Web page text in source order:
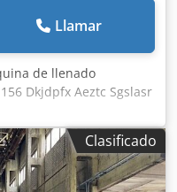
Llamar
de llenado
Dkjdpfx Aeztc Sgslasr
automático para
para cerrar tapas En
la línea de producción.
Clasificado